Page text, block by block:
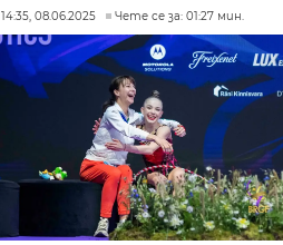
14:35, 08.06.2025 Чете се за: 01:27 мин.